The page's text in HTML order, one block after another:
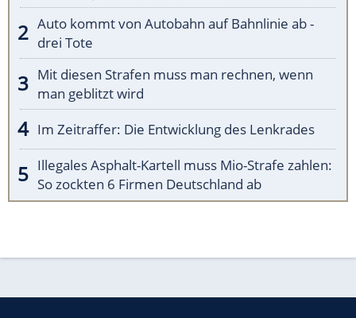
Auto kommt von Autobahn auf Bahnlinie ab -
drei Tote
Mit diesen Strafen muss man rechnen, wenn
man geblitzt wird
Im Zeitraffer: Die Entwicklung des Lenkrades
Illegales Asphalt-Kartell muss Mio-Strafe zahlen:
So zockten 6 Firmen Deutschland ab